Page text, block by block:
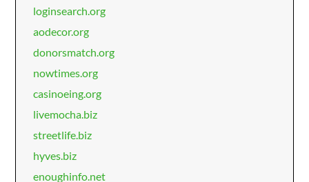
loginsearch.org
aodecor.org
donorsmatch.org
nowtimes.org
casinoeing.org
livemocha.biz
streetlife.biz
hyves.biz
enoughinfo.net